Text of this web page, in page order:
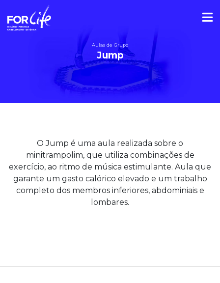
Aulas de Grupo
Jump
O Jump é uma aula realizada sobre o
minitrampolim, que utiliza combinações de
exercício, ao ritmo de música estimulante. Aula que
garante um gasto calórico elevado e um trabalho
completo dos membros inferiores, abdominiais e
lombares.